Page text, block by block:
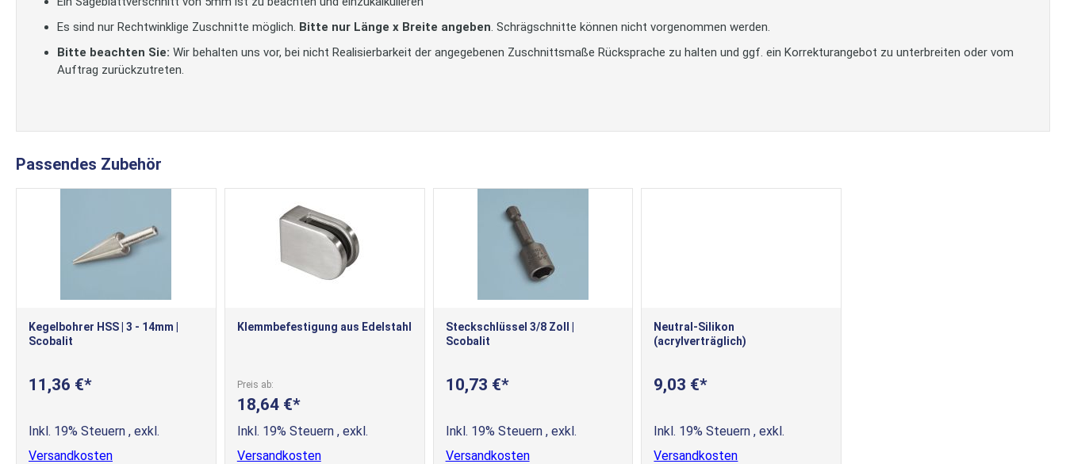
Es sind nur Rechtwinklige Zuschnitte möglich. Bitte nur Länge x Breite angeben . Schrägschnitte können nicht vorgenommen werden.
Bitte beachten Sie: Wir behalten uns vor, bei nicht Realisierbarkeit der angegebenen Zuschnittsmaße Rücksprache zu halten und ggf. ein Korrekturangebot zu unterbreiten oder vom
Auftrag zurückzutreten.
Passendes Zubehör
Kegelbohrer HSS | 3 - 14mm |
Scobalit
11,36 €
Inkl. 19% Steuern , exkl.
Versandkosten
Klemmbefestigung aus Edelstahl
Preis ab
18,64 €
Inkl. 19% Steuern , exkl.
Versandkosten
Steckschlüssel 3/8 Zoll |
Scobalit
10,73 €
Inkl. 19% Steuern , exkl.
Versandkosten
Neutral-Silikon
(acrylverträglich)
9,03 €
Inkl. 19% Steuern, exkl.
Versandkosten